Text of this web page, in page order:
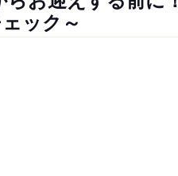
ック～